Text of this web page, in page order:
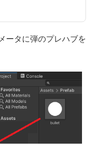
ータに弾のプレハブを